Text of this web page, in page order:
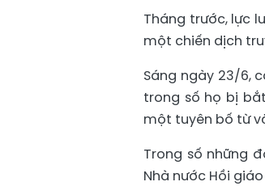
Tháng trước, lực
một chiến dịch
Sáng ngày 23/6,
trong số họ bị
một tuyên bố từ
Trong số những
Nhà nước Hồi